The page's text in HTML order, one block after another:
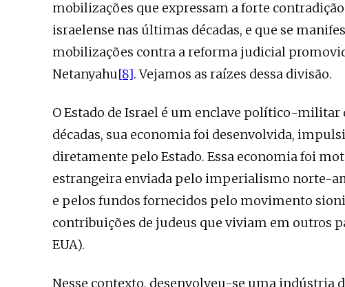
mobilizações que expressam a forte
israelense nas últimas décadas, e que se
mobilizações contra a reforma judicial
Netanyahu[8]. Vejamos as raízes dessa divisão.
O Estado de Israel é um enclave político-
décadas, sua economia foi desenvolvida,
diretamente pelo Estado. Essa economia foi
estrangeira enviada pelo imperialismo norte-
e pelos fundos fornecidos pelo movimento
contribuições de judeus que viviam em outros
EUA).
Nesse contexto, desenvolveu-se uma indústria